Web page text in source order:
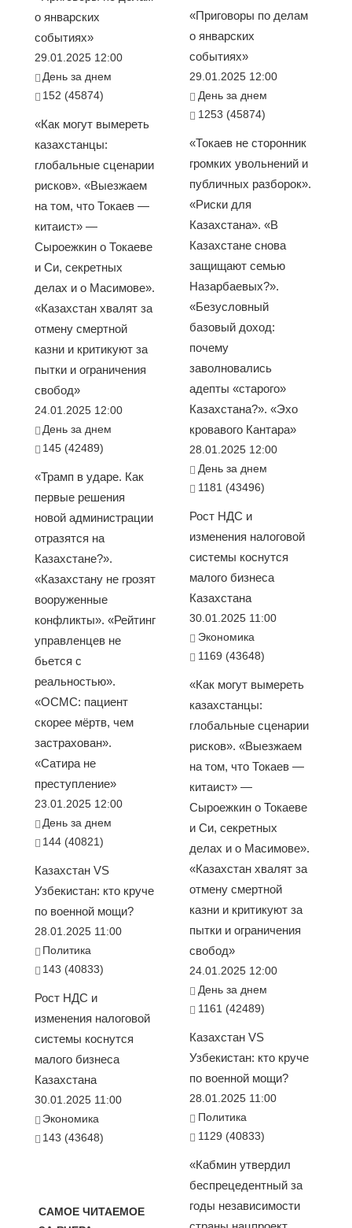
о январских
событиях»
29.01.2025 12:00
День за днем
152 (45874)
«Как могут вымереть
казахстанцы:
глобальные сценарии
рисков». «Выезжаем
на том, что Токаев —
китаист» —
Сыроежкин о Токаеве
и Си, секретных
делах и о Масимове».
«Казахстан хвалят за
отмену смертной
казни и критикуют за
пытки и ограничения
свобод»
24.01.2025 12:00
День за днем
145 (42489)
«Трамп в ударе. Как
первые решения
новой администрации
отразятся на
Казахстане?».
«Казахстану не грозят
вооруженные
конфликты». «Рейтинг
управленцев не
бьется с
реальностью».
«ОСМС: пациент
скорее мёртв, чем
застрахован».
«Сатира не
преступление»
23.01.2025 12:00
День за днем
144 (40821)
Казахстан VS
Узбекистан: кто круче
по военной мощи?
28.01.2025 11:00
Политика
143 (40833)
Рост НДС и
изменения налоговой
системы коснутся
малого бизнеса
Казахстана
30.01.2025 11:00
Экономика
143 (43648)
САМОЕ ЧИТАЕМОЕ
«Приговоры по делам
о январских
событиях»
29.01.2025 12:00
День за днем
1253 (45874)
«Токаев не сторонник
громких увольнений и
публичных разборок».
«Риски для
Казахстана». «В
Казахстане снова
защищают семью
Назарбаевых?».
«Безусловный
базовый доход:
почему
заволновались
адепты «старого»
Казахстана?». «Эхо
кровавого Кантара»
28.01.2025 12:00
День за днем
1181 (43496)
Рост НДС и
изменения налоговой
системы коснутся
малого бизнеса
Казахстана
30.01.2025 11:00
Экономика
1169 (43648)
«Как могут вымереть
казахстанцы:
глобальные сценарии
рисков». «Выезжаем
на том, что Токаев —
китаист» —
Сыроежкин о Токаеве
и Си, секретных
делах и о Масимове».
«Казахстан хвалят за
отмену смертной
казни и критикуют за
пытки и ограничения
свобод»
24.01.2025 12:00
День за днем
1161 (42489)
Казахстан VS
Узбекистан: кто круче
по военной мощи?
28.01.2025 11:00
Политика
1129 (40833)
«Кабмин утвердил
беспрецедентный за
годы независимости